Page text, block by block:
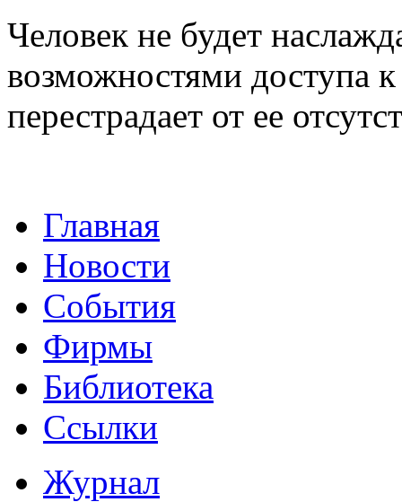
Человек не будет
возможностями доступа
перестрадает от ее
Главная
Новости
События
Фирмы
Библиотека
Ссылки
Журнал